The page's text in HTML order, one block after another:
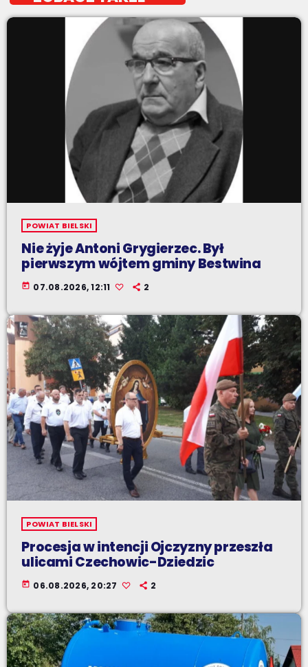
POWIAT BIELSKI
Nie żyje Antoni Grygierzec. Był
pierwszym wójtem gminy Bestwina
today 07.08.2026, 12:11 2
POWIAT BIELSKI
Procesja w intencji Ojczyzny przeszła
ulicami Czechowic-Dziedzic
today 06.08.2026, 20:27 2